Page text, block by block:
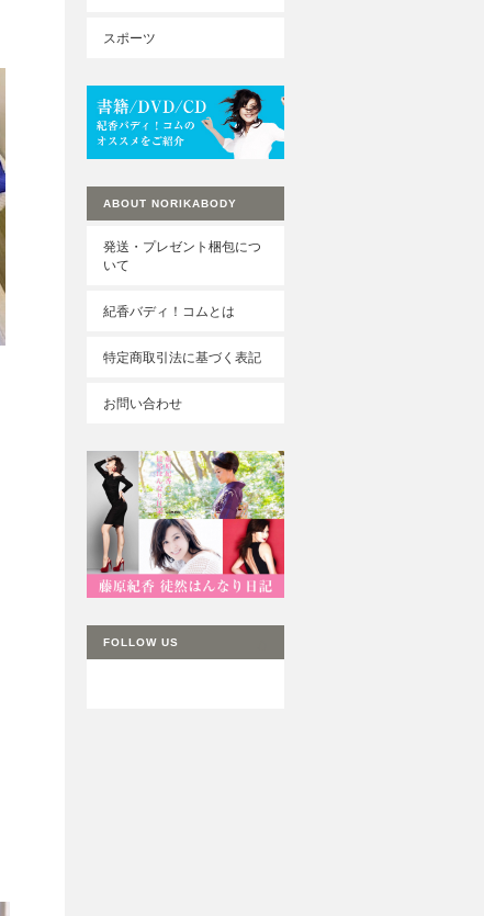
スポーツ
ABOUT NORIKABODY
発送・プレゼント梱包につ
いて
紀香バディ！コムとは
特定商取引法に基づく表記
お問い合わせ
FOLLOW US